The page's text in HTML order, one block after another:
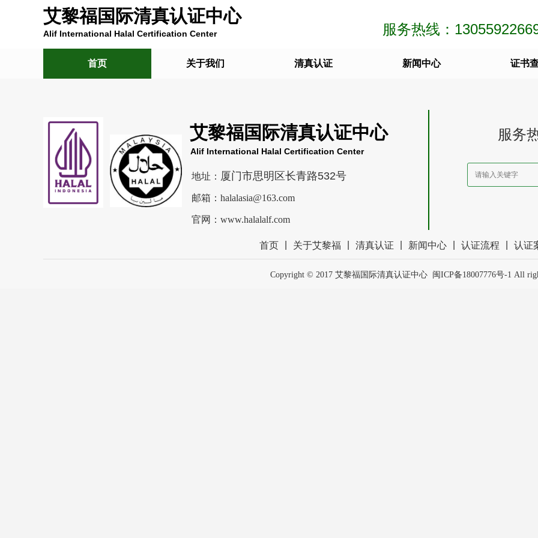
首页 关于我们 清真认证 新闻中心 证书
艾黎福国际清真认证中心
Alif International Halal Certification Center 服务热线：
服务
首页 关于艾黎福 清真认证 新闻中心 认证流程 认证
地址： 厦门市思明区长青路532号
邮箱：halalasia@163.com
官网：www.halalalf.com
艾黎福国际清真认证中心
Alif International Halal Certification Center
Copyright © 2017 艾黎福国际清真认证中心 闽ICP备18007776号-1 All